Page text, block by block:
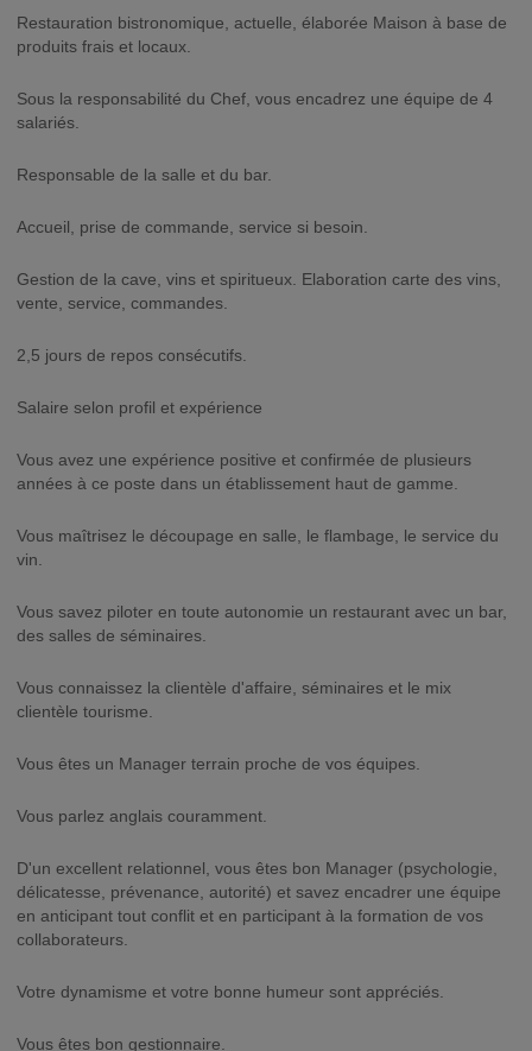
Restauration bistronomique, actuelle, élaborée Maison à base de
produits frais et locaux.
Sous la responsabilité du Chef, vous encadrez une équipe de 4
salariés.
Responsable de la salle et du bar.
Accueil, prise de commande, service si besoin.
Gestion de la cave, vins et spiritueux. Elaboration carte des vins,
vente, service, commandes.
2,5 jours de repos consécutifs.
Salaire selon profil et expérience
Vous avez une expérience positive et confirmée de plusieurs
années à ce poste dans un établissement haut de gamme.
Vous maîtrisez le découpage en salle, le flambage, le service du
vin.
Vous savez piloter en toute autonomie un restaurant avec un bar,
des salles de séminaires.
Vous connaissez la clientèle d'affaire, séminaires et le mix
clientèle tourisme.
Vous êtes un Manager terrain proche de vos équipes.
Vous parlez anglais couramment.
D'un excellent relationnel, vous êtes bon Manager (psychologie,
délicatesse, prévenance, autorité) et savez encadrer une équipe
en anticipant tout conflit et en participant à la formation de vos
collaborateurs.
Votre dynamisme et votre bonne humeur sont appréciés.
Vous êtes bon gestionnaire.